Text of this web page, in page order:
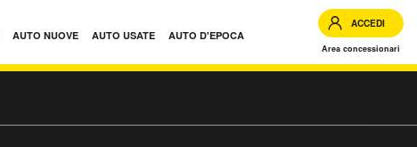
AUTO NUOVE AUTO USATE AUTO D'EPOCA
ACCEDI
Area concessionari